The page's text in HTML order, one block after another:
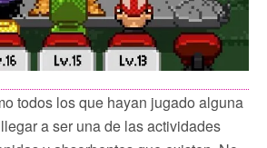
todos los que hayan jugado alguna
a ser una de las actividades